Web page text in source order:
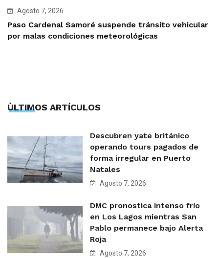
Agosto 7, 2026
Paso Cardenal Samoré suspende tránsito vehicular
por malas condiciones meteorológicas
ÙLTIMOS ARTÍCULOS
Descubren yate británico
operando tours pagados de
forma irregular en Puerto
Natales
Agosto 7, 2026
DMC pronostica intenso frío
en Los Lagos mientras San
Pablo permanece bajo Alerta
Roja
Agosto 7, 2026